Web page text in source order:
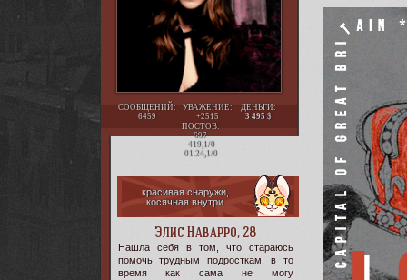
СООБЩЕНИЙ:
6459
УВАЖЕНИЕ:
+2515
ДЕНЬГИ:
3 495
ПОСТОВ:
697
419,1/0
01.24,1/0
красивая снаружи,
косячная внутри
Элис Наварро, 28
Нашла себя в том, что стараюсь
помочь трудным подросткам, в то
время как сама не могу